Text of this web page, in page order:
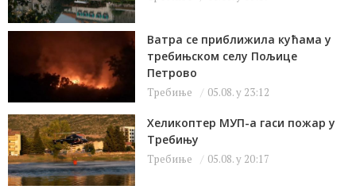
Ватра се приближила кућама у
требињском селу Пољице
Петрово
Требиње 05.08. у 23:12
Хеликоптер МУП-а гаси пожар у
Требињу
Требиње 05.08. у 20:17